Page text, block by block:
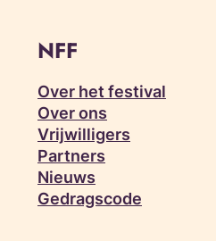
NFF
Over het festival
Over ons
Vrijwilligers
Partners
Nieuws
Gedragscode